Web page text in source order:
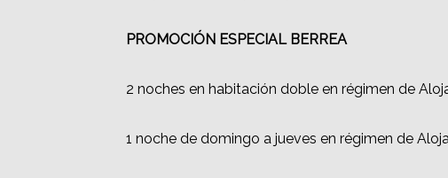
PROMOCIÓN ESPECIAL BERREA
2 noches en habitación doble en régimen de
1 noche de domingo a jueves en régimen de